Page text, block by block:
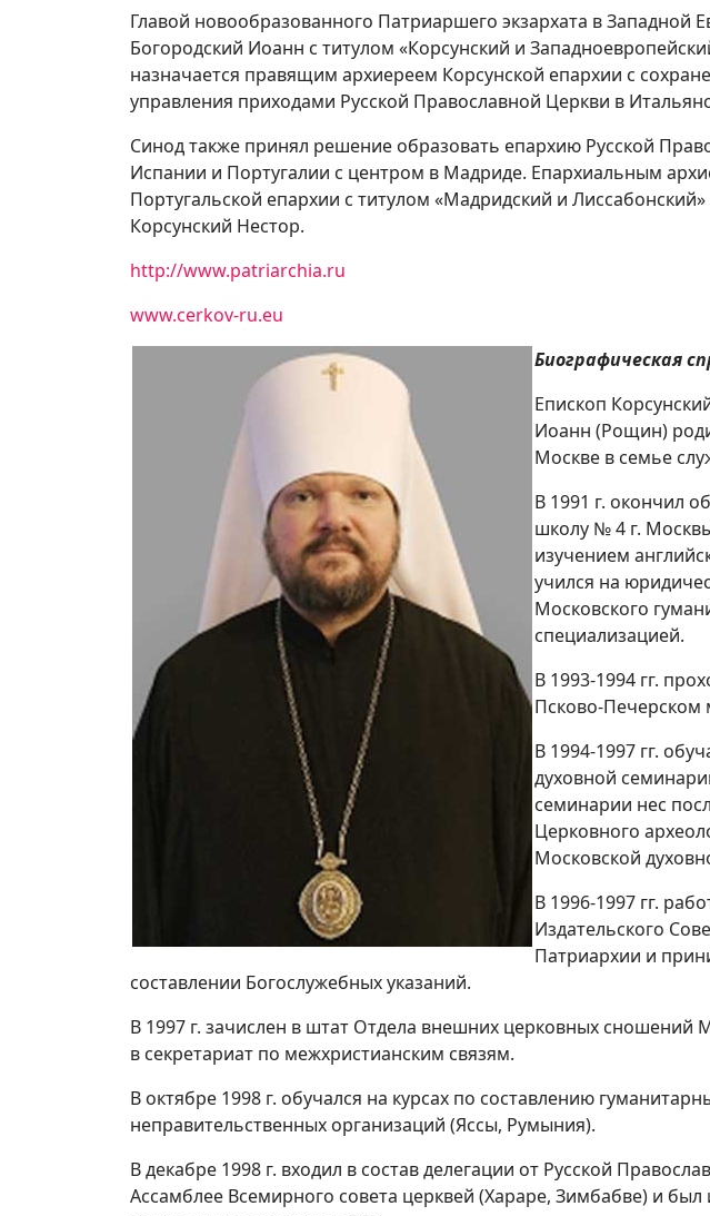
Главой новообразованного Патриаршего экзархата в Западной
Богородский Иоанн с титулом «Корсунский и
назначается правящим архиереем Корсунской епархии с
управления приходами Русской Православной Церкви в
Синод также принял решение образовать епархию Русской
Испании и Португалии с центром в Мадриде. Епархиальным
Португальской епархии с титулом «Мадридский и
Корсунский Нестор.
http://www.patriarchia.ru
www.cerkov-ru.eu
Биографическая
Епископ
Иоанн (Рощин)
Москве в семье
В 1991 г. окончил
школу № 4 г.
изучением
учился на
Московского
специализацией.
В 1993-1994 гг.
Псково-Печерском
В 1994-1997 гг.
духовной
семинарии нес
Церковного
Московской
В 1996-1997 гг.
Издательского
Патриархии и
составлении Богослужебных указаний.
В 1997 г. зачислен в штат Отдела внешних церковных сношений
в секретариат по межхристианским связям.
В октябре 1998 г. обучался на курсах по составлению
неправительственных организаций (Яссы, Румыния).
В декабре 1998 г. входил в состав делегации от Русской
Ассамблее Всемирного совета церквей (Хараре, Зимбабве) и